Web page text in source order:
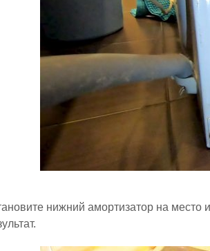
нижний амортизатор на место